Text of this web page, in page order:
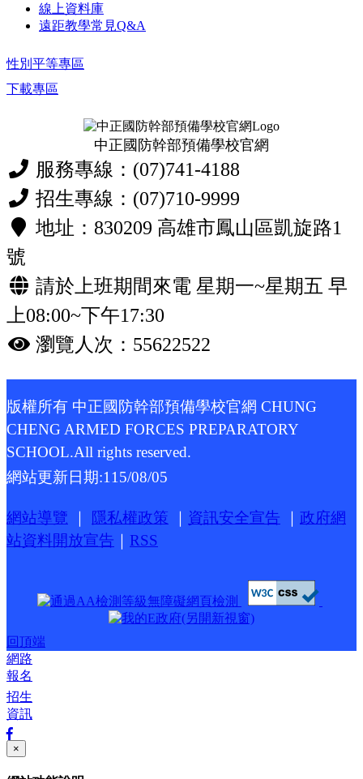
線上資料庫
遠距教學常見Q&A
性別平等專區
下載專區
中正國防幹部預備學校官網
服務專線：(07)741-4188
招生專線：(07)710-9999
地址：830209 高雄市鳳山區凱旋路1
號
請於上班期間來電 星期一~星期五 早
上08:00~下午17:30
瀏覽人次：55622522
版權所有 中正國防幹部預備學校官網 CHUNG
CHENG ARMED FORCES PREPARATORY
SCHOOL.All rights reserved.
網站更新日期:115/08/05
網站導覽 隱私權政策 資訊安全宣告
政府網
站資料開放宣告
RSS
回頂端
網路
報名
招生
資訊
×